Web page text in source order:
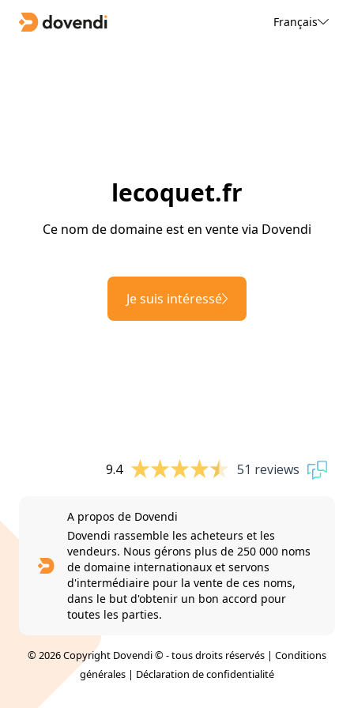
Français
lecoquet.fr
Ce nom de domaine est en vente via Dovendi
Je suis intéressé
9.4 51 reviews
A propos de Dovendi
Dovendi rassemble les acheteurs et les
vendeurs. Nous gérons plus de 250 000 noms
de domaine internationaux et servons
d'intermédiaire pour la vente de ces noms,
dans le but d'obtenir un bon accord pour
toutes les parties.
© 2026 Copyright Dovendi © - tous droits réservés | Conditions
générales | Déclaration de confidentialité